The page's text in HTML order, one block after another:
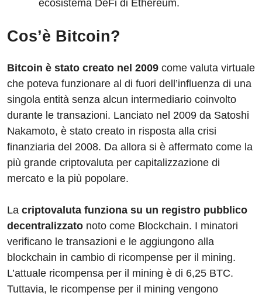
ecosistema DeFi di Ethereum.
Cos’è Bitcoin?
Bitcoin è stato creato nel 2009 come valuta virtuale
che poteva funzionare al di fuori dell’influenza di una
singola entità senza alcun intermediario coinvolto
durante le transazioni. Lanciato nel 2009 da Satoshi
Nakamoto, è stato creato in risposta alla crisi
finanziaria del 2008. Da allora si è affermato come la
più grande criptovaluta per capitalizzazione di
mercato e la più popolare.
La criptovaluta funziona su un registro pubblico
decentralizzato noto come Blockchain. I minatori
verificano le transazioni e le aggiungono alla
blockchain in cambio di ricompense per il mining.
L’attuale ricompensa per il mining è di 6,25 BTC.
Tuttavia, le ricompense per il mining vengono